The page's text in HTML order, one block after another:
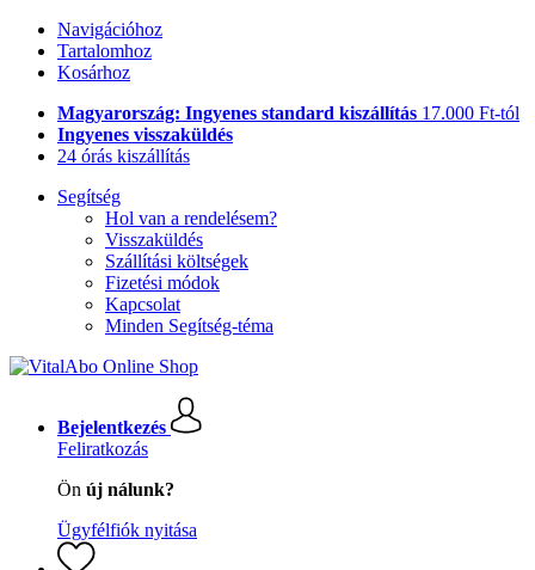
Navigációhoz
Tartalomhoz
Kosárhoz
Magyarország: Ingyenes standard kiszállítás 17.000 Ft-tól
Ingyenes visszaküldés
24 órás kiszállítás
Segítség
Hol van a rendelésem?
Visszaküldés
Szállítási költségek
Fizetési módok
Kapcsolat
Minden Segítség-téma
Bejelentkezés
Feliratkozás
Ön új nálunk?
Ügyfélfiók nyitása